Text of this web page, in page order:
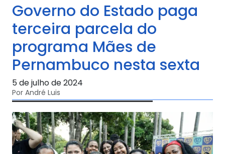
Governo do Estado paga
terceira parcela do
programa Mães de
Pernambuco nesta sexta
5 de julho de 2024
Por André Luis